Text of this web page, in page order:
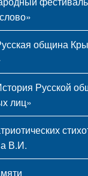
община
Русской
лиц»
В.И.